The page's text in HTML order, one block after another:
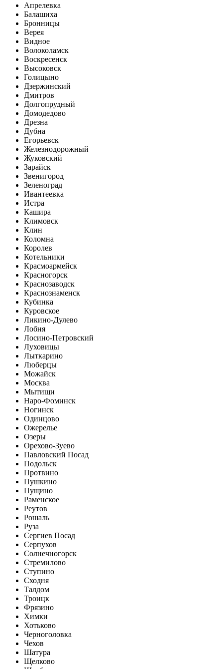
Апрелевка
Балашиха
Бронницы
Верея
Видное
Волоколамск
Воскресенск
Высоковск
Голицыно
Дзержинский
Дмитров
Долгопрудный
Домодедово
Дрезна
Дубна
Егорьевск
Железнодорожный
Жуковский
Зарайск
Звенигород
Зеленоград
Ивантеевка
Истра
Кашира
Климовск
Клин
Коломна
Королев
Котельники
Красмоармейск
Красногорск
Краснозаводск
Краснознаменск
Кубинка
Куровское
Ликино-Дулево
Лобня
Лосино-Петровский
Луховицы
Лыткарино
Люберцы
Можайск
Москва
Мытищи
Наро-Фоминск
Ногинск
Одинцово
Ожерелье
Озеры
Орехово-Зуево
Павловский Посад
Подольск
Протвино
Пушкино
Пущино
Раменское
Реутов
Рошаль
Руза
Сергиев Посад
Серпухов
Солнечногорск
Стремилово
Ступино
Сходня
Талдом
Троицк
Фрязино
Химки
Хотьково
Черноголовка
Чехов
Шатура
Щелково